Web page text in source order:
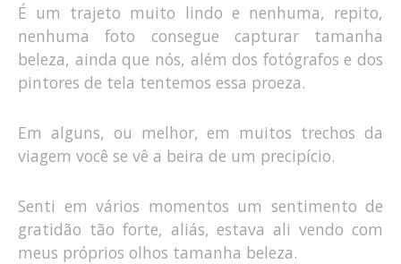
É um trajeto muito lindo e nenhuma, repito,
nenhuma foto consegue capturar tamanha
beleza, ainda que nós, além dos fotógrafos e dos
pintores de tela tentemos essa proeza.
Em alguns, ou melhor, em muitos trechos da
viagem você se vê a beira de um precipício.
Senti em vários momentos um sentimento de
gratidão tão forte, aliás, estava ali vendo com
meus próprios olhos tamanha beleza.